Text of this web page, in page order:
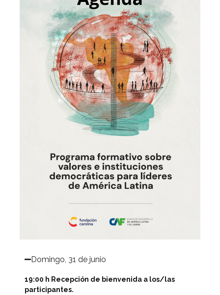
Domingo, 31 de junio​
19:00 h Recepción de bienvenida a los/las
participantes.